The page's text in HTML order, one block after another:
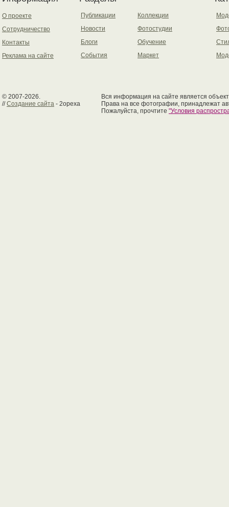
О проекте
Сотрудничество
Контакты
Реклама на сайте
Публикации
Новости
Блоги
События
Коллекции
Фотостудии
Обучение
Маркет
© 2007-2026.
//Создание сайта - 2opexa
Вся информация на сайте является
Права на все фотографии, принадлежат
Пожалуйста, прочтите "Условия